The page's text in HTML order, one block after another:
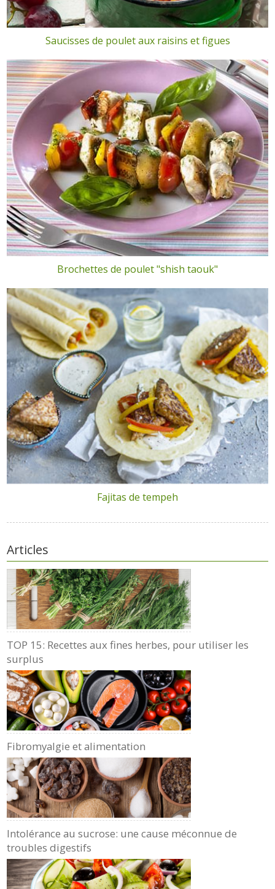
Saucisses de poulet aux raisins et figues
Brochettes de poulet "shish taouk"
Fajitas de tempeh
Articles
TOP 15: Recettes aux fines herbes, pour utiliser les
surplus
Fibromyalgie et alimentation
Intolérance au sucrose: une cause méconnue de
troubles digestifs